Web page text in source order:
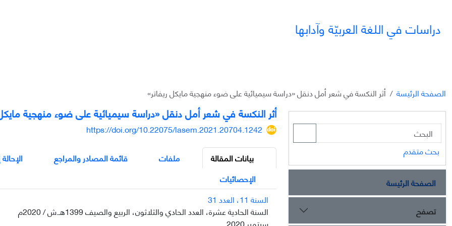
دراسات في اللغة العربيّة وآدابها
الصفحة الرئيسة أثر النکسة في شعر أمل دنقل «دراسة سيميائية على ضوء منهجية مايکل ريفاتر»
أثر النکسة في شعر أمل دنقل «دراسة سيميائية على ضوء منهجية مايکل
https://doi.org/10.22075/lasem.2021.20704.1242
بيانات المقالة
ملفات قائمة المصادر والمراجع
الإحصائيات
السنة 11، العدد 31
السنة الحادية عشرة، العدد الحادي والثلاثون، الربيع والصيف 1399هـ.ش / 2020م
بحث متقدم
الصفحة الرئيسة
تصفح